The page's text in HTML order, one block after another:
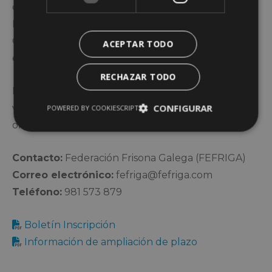
comunidad comprometida con la ganadería. La
Federación Frisona Galega y el Club de Xóvenes
Gandeiros se llenan de orgullo al poder ofrecer
esta formación integral a las nuevas generaciones.
Para más información e inscripciones, por favor,
visite el sitio web de FEFRIGA o contacte con la
organización a través de los canales habituales.
Contacto: Federación Frisona Galega (FEFRIGA)
Correo electrónico: fefriga@fefriga.com
Teléfono: 981 573 879
Boletín Inscripción
Información de ampliación de plazo
ACEPTAR TODO
RECHAZAR TODO
CONFIGURAR
POWERED BY COOKIESCRIPT